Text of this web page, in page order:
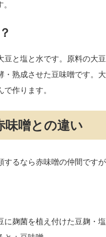
豆と塩と水です。原料の大
・熟成させた豆味噌です。
で作ります。
味噌との違い
するなら赤味噌の仲間です
に麹菌を植え付けた豆麹・